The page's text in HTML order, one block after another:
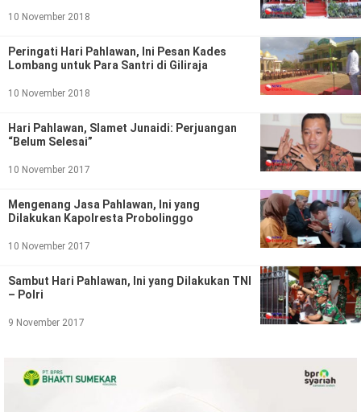
Teknologi
SosBud
Sosial
Wisata
Ekonomi
Indeks Birokrasi
10 November 2018
Peringati Hari Pahlawan, Ini Pesan Kades
Lombang untuk Para Santri di Giliraja
10 November 2018
Hari Pahlawan, Slamet Junaidi: Perjuangan
“Belum Selesai”
10 November 2017
Mengenang Jasa Pahlawan, Ini yang
Dilakukan Kapolresta Probolinggo
10 November 2017
Sambut Hari Pahlawan, Ini yang Dilakukan TNI
– Polri
9 November 2017